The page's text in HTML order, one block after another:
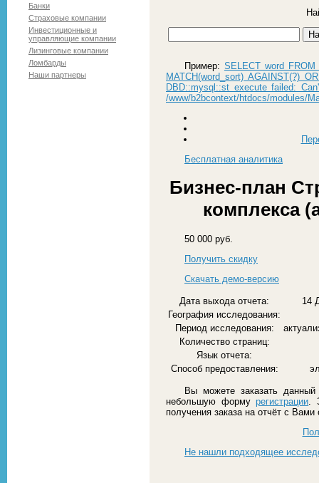
Банки
Страховые компании
Инвестиционные и
управляющие компании
Лизинговые компании
Ломбарды
Наши партнеры
Пример: SELECT word
MATCH(word_sort) AGAINST(?)
DBD::mysql::st execute failed:
/www/b2bcontext/htdocs/modules/
Бесплатная аналитика
Бизнес-план
комплекса
50 000 руб.
Получить скидку
Скачать демо-версию
Дата выхода отчета:
14
География исследования:
Период исследования:
Количество страниц:
Язык отчета:
Способ предоставления:
Вы можете заказать
небольшую формурегистрации .
получения заказа на отчёт с
Не нашли подходящее